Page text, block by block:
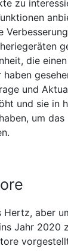
zu
die
und
und sie in
um das
Hertz, aber
Jahr 2020